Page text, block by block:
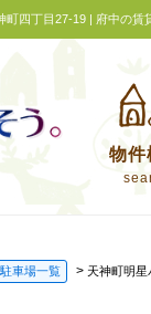
四丁目27-19 | 府中の賃
物件
車場一覧 > 天神町明